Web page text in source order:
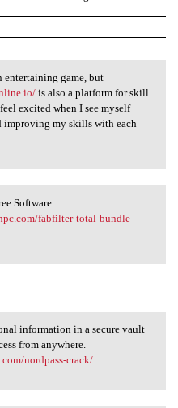
game, but
is also a platform for skill
excited when I see myself
improving my skills with each
Software
Software
fabfilter-total-bundle-
information in a secure vault
from anywhere.
nordpass-crack/